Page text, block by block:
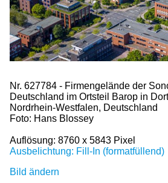
Nr. 627784 - Firmengelände der
Deutschland im Ortsteil Barop in
Nordrhein-Westfalen, Deutschland
Foto: Hans Blossey
Auflösung: 8760 x 5843 Pixel
Ausbelichtung: Fill-In (formatfüllend)
Bild ändern